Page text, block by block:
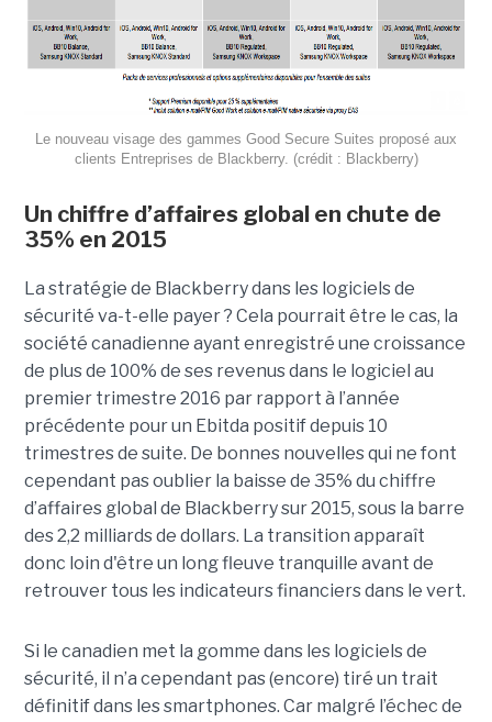
Le nouveau visage des gammes Good Secure Suites proposé aux
clients Entreprises de Blackberry. (crédit : Blackberry)
Un chiffre d’affaires global en chute de
35% en 2015
La stratégie de Blackberry dans les logiciels de
sécurité va-t-elle payer ? Cela pourrait être le cas, la
société canadienne ayant enregistré une croissance
de plus de 100% de ses revenus dans le logiciel au
premier trimestre 2016 par rapport à l’année
précédente pour un Ebitda positif depuis 10
trimestres de suite. De bonnes nouvelles qui ne font
cependant pas oublier la baisse de 35% du chiffre
d’affaires global de Blackberry sur 2015, sous la barre
des 2,2 milliards de dollars. La transition apparaît
donc loin d'être un long fleuve tranquille avant de
retrouver tous les indicateurs financiers dans le vert.
Si le canadien met la gomme dans les logiciels de
sécurité, il n’a cependant pas (encore) tiré un trait
définitif dans les smartphones. Car malgré l’échec de